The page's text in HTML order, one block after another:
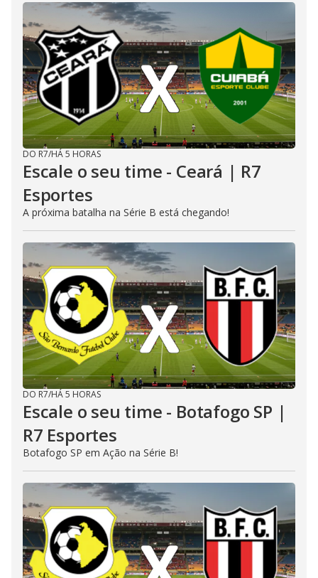
DO R7/HÁ 5 HORAS
Escale o seu time - Ceará | R7
Esportes
A próxima batalha na Série B está chegando!
DO R7/HÁ 5 HORAS
Escale o seu time - Botafogo SP |
R7 Esportes
Botafogo SP em Ação na Série B!